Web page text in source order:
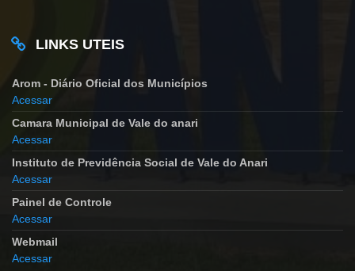
LINKS UTEIS
Arom - Diário Oficial dos Municípios
Acessar
Camara Municipal de Vale do anari
Acessar
Instituto de Previdência Social de Vale do Anari
Acessar
Painel de Controle
Acessar
Webmail
Acessar